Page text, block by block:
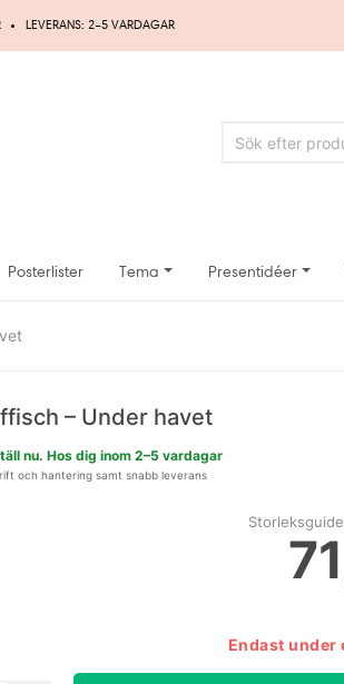
LEVERANS: 2–5 VARDAGAR
Posterlister Tema Presentidéer
– Under havet
nu. Hos dig inom 2–5 vardagar
och hantering samt snabb leverans
Storleksguide
Endast under